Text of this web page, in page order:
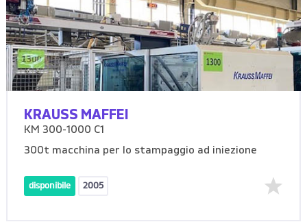
KRAUSS MAFFEI
KM 300-1000 C1
300t macchina per lo stampaggio ad iniezione
disponibile 2005